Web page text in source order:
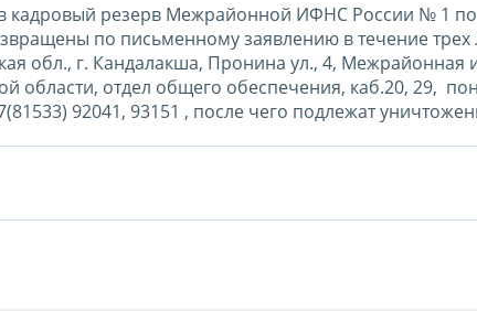
кадровый резерв Межрайонной ИФНС России № 1 по
по письменному заявлению в течение трех
обл., г. Кандалакша, Пронина ул., 4, Межрайонная
отдел общего обеспечения, каб.20, 29,
92041, 93151 , после чего подлежат